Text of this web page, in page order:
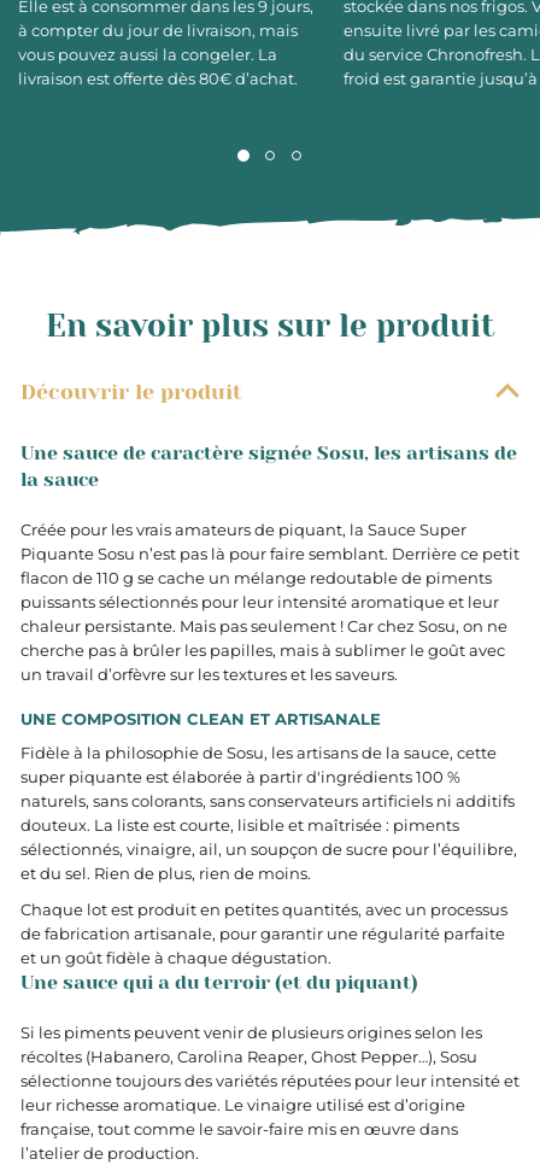
Elle est à consommer dans les 9 jours,
à compter du jour de livraison, mais
vous pouvez aussi la congeler. La
livraison est offerte dès 80€ d’achat.
stockée dans nos frigos.
ensuite livré par les
du service Chronofresh.
froid est garantie
En savoir plus sur le produit
Découvrir le produit
Une sauce de caractère signée Sosu, les artisans de
la sauce
Créée pour les vrais amateurs de piquant, la Sauce Super
Piquante Sosu n’est pas là pour faire semblant. Derrière ce petit
flacon de 110 g se cache un mélange redoutable de piments
puissants sélectionnés pour leur intensité aromatique et leur
chaleur persistante. Mais pas seulement ! Car chez Sosu, on ne
cherche pas à brûler les papilles, mais à sublimer le goût avec
un travail d’orfèvre sur les textures et les saveurs.
UNE COMPOSITION CLEAN ET ARTISANALE
Fidèle à la philosophie de Sosu, les artisans de la sauce, cette
super piquante est élaborée à partir d'ingrédients 100 %
naturels, sans colorants, sans conservateurs artificiels ni additifs
douteux. La liste est courte, lisible et maîtrisée : piments
sélectionnés, vinaigre, ail, un soupçon de sucre pour l’équilibre,
et du sel. Rien de plus, rien de moins.
Chaque lot est produit en petites quantités, avec un processus
de fabrication artisanale, pour garantir une régularité parfaite
et un goût fidèle à chaque dégustation.
Une sauce qui a du terroir (et du piquant)
Si les piments peuvent venir de plusieurs origines selon les
récoltes (Habanero, Carolina Reaper, Ghost Pepper…), Sosu
sélectionne toujours des variétés réputées pour leur intensité et
leur richesse aromatique. Le vinaigre utilisé est d’origine
française, tout comme le savoir-faire mis en œuvre dans
l’atelier de production.